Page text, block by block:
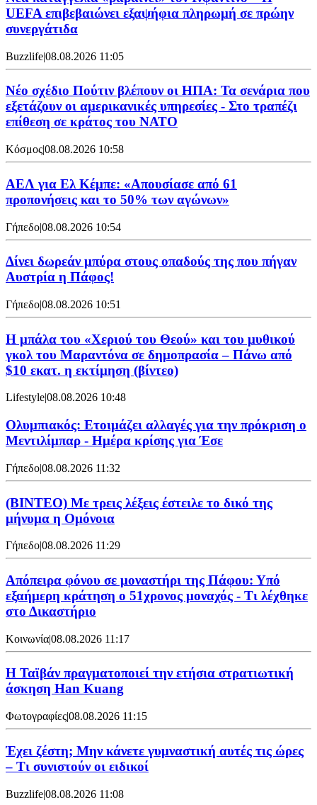
UEFA επιβεβαιώνει εξαψήφια πληρωμή σε πρώην
συνεργάτιδα
Buzzlife|08.08.2026 11:05
Νέο σχέδιο Πούτιν βλέπουν οι ΗΠΑ: Τα σενάρια που
εξετάζουν οι αμερικανικές υπηρεσίες - Στο τραπέζι
επίθεση σε κράτος του ΝΑΤΟ
Κόσμος|08.08.2026 10:58
ΑΕΛ για Ελ Κέμπε: «Απουσίασε από 61
προπονήσεις και το 50% των αγώνων»
Γήπεδο|08.08.2026 10:54
Δίνει δωρεάν μπύρα στους οπαδούς της που πήγαν
Αυστρία η Πάφος!
Γήπεδο|08.08.2026 10:51
Η μπάλα του «Χεριού του Θεού» και του μυθικού
γκολ του Μαραντόνα σε δημοπρασία – Πάνω από
$10 εκατ. η εκτίμηση (βίντεο)
Lifestyle|08.08.2026 10:48
Ολυμπιακός: Ετοιμάζει αλλαγές για την πρόκριση ο
Μεντιλίμπαρ - Ημέρα κρίσης για Έσε
Γήπεδο|08.08.2026 11:32
(ΒΙΝΤΕΟ) Με τρεις λέξεις έστειλε το δικό της
μήνυμα η Ομόνοια
Γήπεδο|08.08.2026 11:29
Απόπειρα φόνου σε μοναστήρι της Πάφου: Υπό
εξαήμερη κράτηση ο 51χρονος μοναχός - Τι λέχθηκε
στο Δικαστήριο
Κοινωνία|08.08.2026 11:17
Η Ταϊβάν πραγματοποιεί την ετήσια στρατιωτική
άσκηση Han Kuang
Φωτογραφίες|08.08.2026 11:15
Έχει ζέστη; Μην κάνετε γυμναστική αυτές τις ώρες
– Τι συνιστούν οι ειδικοί
Buzzlife|08.08.2026 11:08